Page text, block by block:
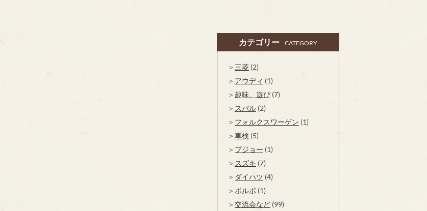
カテゴリー CATEGORY
三菱 (2)
アウディ (1)
趣味、遊び (7)
スバル (2)
フォルクスワーゲン (1)
車検 (5)
プジョー (1)
スズキ (7)
ダイハツ (4)
ボルボ (1)
交流会など (99)